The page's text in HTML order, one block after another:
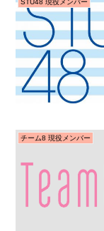
STU48 現役メンバー
チーム8 現役メンバー